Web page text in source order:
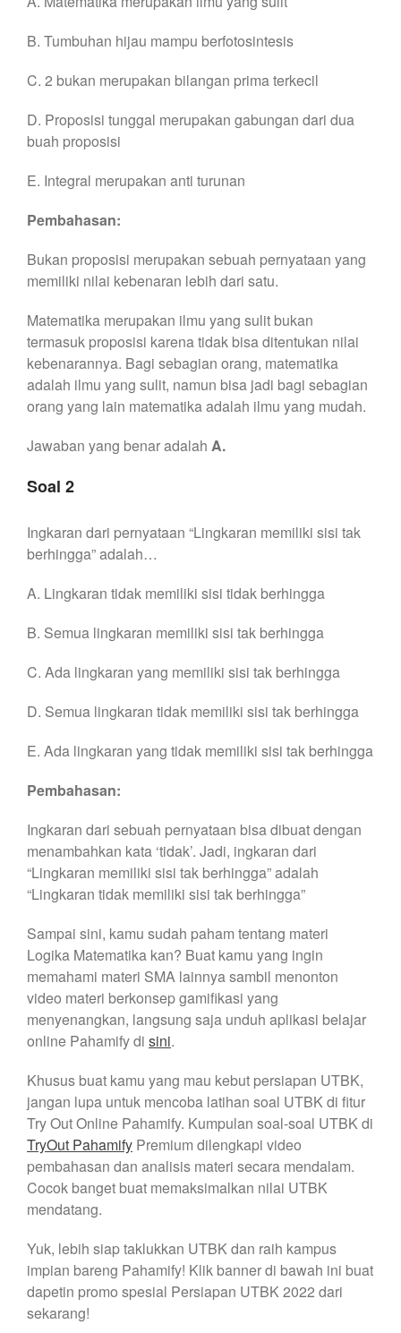
B. Tumbuhan hijau mampu berfotosintesis
C. 2 bukan merupakan bilangan prima terkecil
D. Proposisi tunggal merupakan gabungan dari dua
buah proposisi
E. Integral merupakan anti turunan
Pembahasan:
Bukan proposisi merupakan sebuah pernyataan yang
memiliki nilai kebenaran lebih dari satu.
Matematika merupakan ilmu yang sulit bukan
termasuk proposisi karena tidak bisa ditentukan nilai
kebenarannya. Bagi sebagian orang, matematika
adalah ilmu yang sulit, namun bisa jadi bagi sebagian
orang yang lain matematika adalah ilmu yang mudah.
Jawaban yang benar adalah A.
Soal 2
Ingkaran dari pernyataan “Lingkaran memiliki sisi tak
berhingga” adalah…
A. Lingkaran tidak memiliki sisi tidak berhingga
B. Semua lingkaran memiliki sisi tak berhingga
C. Ada lingkaran yang memiliki sisi tak berhingga
D. Semua lingkaran tidak memiliki sisi tak berhingga
E. Ada lingkaran yang tidak memiliki sisi tak berhingga
Pembahasan:
Ingkaran dari sebuah pernyataan bisa dibuat dengan
menambahkan kata ‘tidak’. Jadi, ingkaran dari
“Lingkaran memiliki sisi tak berhingga” adalah
“Lingkaran tidak memiliki sisi tak berhingga”
Sampai sini, kamu sudah paham tentang materi
Logika Matematika kan? Buat kamu yang ingin
memahami materi SMA lainnya sambil menonton
video materi berkonsep gamifikasi yang
menyenangkan, langsung saja unduh aplikasi belajar
online Pahamify di sini.
Khusus buat kamu yang mau kebut persiapan UTBK,
jangan lupa untuk mencoba latihan soal UTBK di fitur
Try Out Online Pahamify. Kumpulan soal-soal UTBK di
TryOut Pahamify Premium dilengkapi video
pembahasan dan analisis materi secara mendalam.
Cocok banget buat memaksimalkan nilai UTBK
mendatang.
Yuk, lebih siap taklukkan UTBK dan raih kampus
impian bareng Pahamify! Klik banner di bawah ini buat
dapetin promo spesial Persiapan UTBK 2022 dari
sekarang!